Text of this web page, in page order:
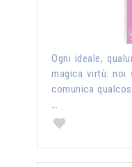
Ogni ideale,
magica virtù: noi
comunica
…